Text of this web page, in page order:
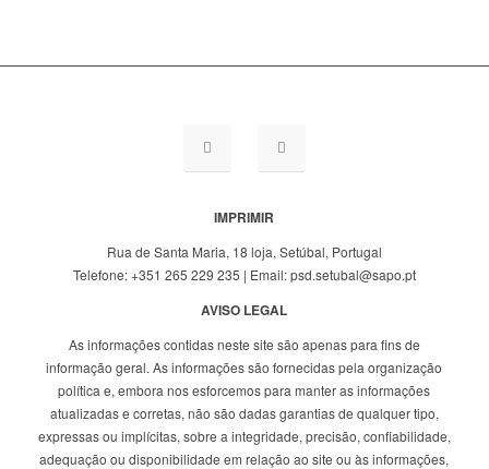
IMPRIMIR
Rua de Santa Maria, 18 loja, Setúbal, Portugal
Telefone: +351 265 229 235 | Email: psd.setubal@sapo.pt
AVISO LEGAL
As informações contidas neste site são apenas para fins de
informação geral. As informações são fornecidas pela organização
política e, embora nos esforcemos para manter as informações
atualizadas e corretas, não são dadas garantias de qualquer tipo,
expressas ou implícitas, sobre a integridade, precisão, confiabilidade,
adequação ou disponibilidade em relação ao site ou às informações,